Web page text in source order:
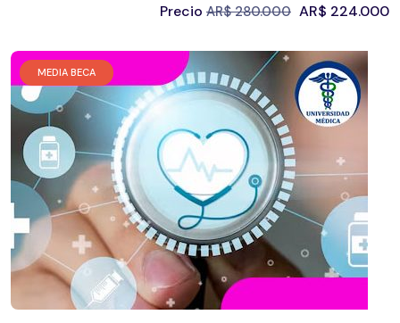
Precio AR$280.000 AR$ 224.000
MEDIA BECA